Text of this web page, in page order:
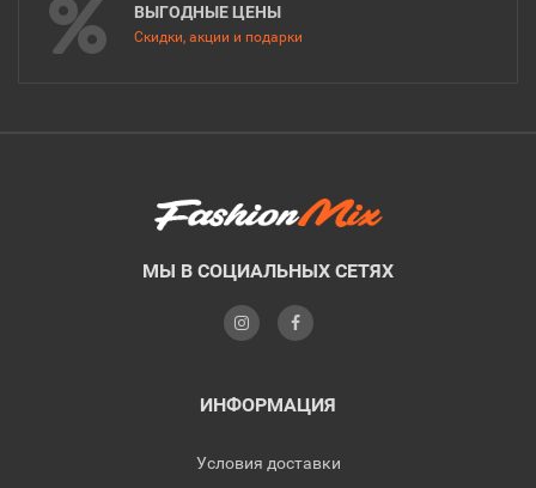
ВЫГОДНЫЕ ЦЕНЫ
Скидки, акции и подарки
МЫ В СОЦИАЛЬНЫХ СЕТЯХ
ИНФОРМАЦИЯ
Условия доставки